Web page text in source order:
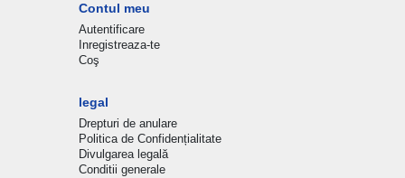
Contul meu
Autentificare
Inregistreaza-te
Coş
legal
Drepturi de anulare
Politica de Confidențialitate
Divulgarea legală
Conditii generale